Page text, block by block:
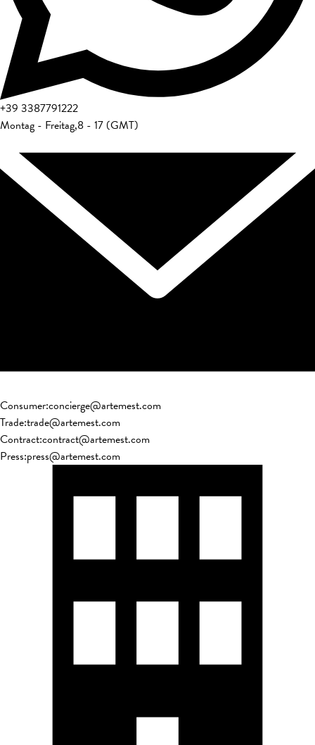
+39 3387791222
Montag - Freitag,8 - 17 (GMT)
Consumer:concierge@artemest.com
Trade:trade@artemest.com
Contract:contract@artemest.com
Press:press@artemest.com